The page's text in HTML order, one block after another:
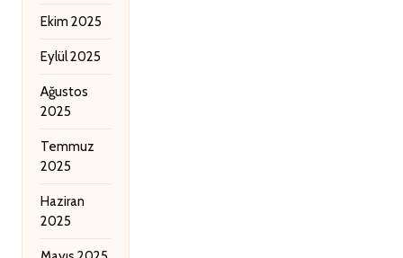
Ekim 2025
Eylül 2025
Ağustos
2025
Temmuz
2025
Haziran
2025